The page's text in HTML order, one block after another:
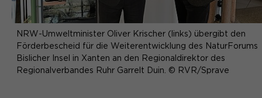
NRW-Umweltminister Oliver Krischer (links) übergibt den
Förderbescheid für die Weiterentwicklung des NaturForums
Bislicher Insel in Xanten an den Regionaldirektor des
Regionalverbandes Ruhr Garrelt Duin. © RVR/Sprave